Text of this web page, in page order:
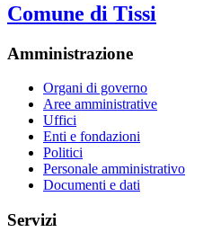
Comune di Tissi
Amministrazione
Organi di governo
Aree amministrative
Uffici
Enti e fondazioni
Politici
Personale amministrativo
Documenti e dati
Servizi